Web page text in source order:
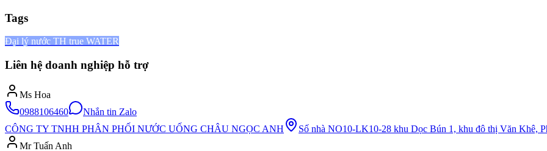
Tags
Đại lý nước TH true WATER
Liên hệ doanh nghiệp hỗ trợ
Ms Hoa
0988106460
Nhắn tin Zalo
CÔNG TY TNHH PHÂN PHỐI NƯỚC UỐNG CHÂU NGỌC ANH
Số nhà NO10-LK10-28 khu Dọc Bún 1, khu đô thị Văn Khê,
Mr Tuấn Anh